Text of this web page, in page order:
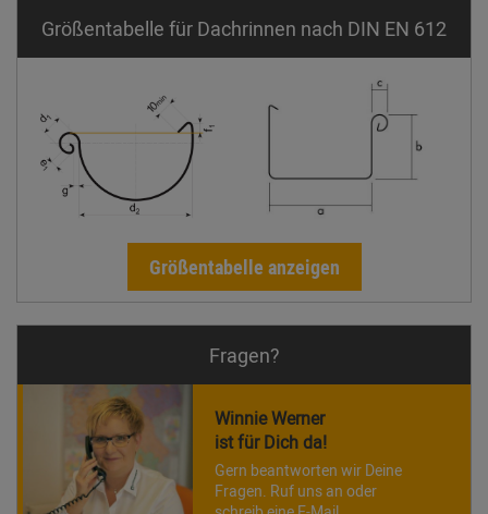
Größentabelle für Dachrinnen nach DIN EN 612
Größentabelle anzeigen
Fragen?
Winnie Werner
ist für Dich da!
Gern beantworten wir Deine
Fragen. Ruf uns an oder